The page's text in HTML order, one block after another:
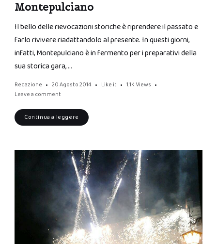
Montepulciano
Il bello delle rievocazioni storiche è riprendere il passato e
farlo rivivere riadattandolo al presente. In questi giorni,
infatti, Montepulciano è in fermento per i preparativi della
sua storica gara, …
Redazione 20 Agosto 2014 Like it 1.1K Views
Leave a comment
Continua a leggere